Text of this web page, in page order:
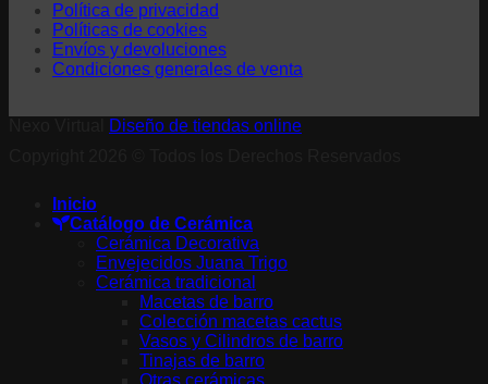
Política de privacidad
Políticas de cookies
Envíos y devoluciones
Condiciones generales de venta
Diseño de tiendas online
Inicio
Catálogo de Cerámica
Cerámica Decorativa
Envejecidos Juana Trigo
Cerámica tradicional
Macetas de barro
Colección macetas cactus
Vasos y Cilindros de barro
Tinajas de barro